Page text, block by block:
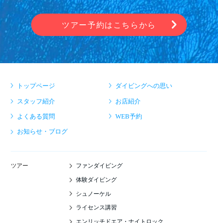
ツアー予約はこちらから
トップページ ダイビングへの思い
スタッフ紹介 お店紹介
よくある質問 WEB予約
お知らせ・ブログ
ツアー ファンダイビング
体験ダイビング
シュノーケル
ライセンス講習
エンリッチドエア・ナイトロック